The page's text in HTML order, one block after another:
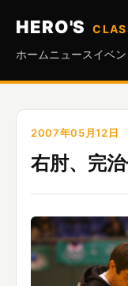
HERO'S
ホーム ニュースイベン
2007年05月12日
右肘、完